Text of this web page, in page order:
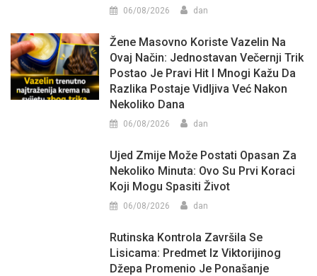
06/08/2026 dan
Žene Masovno Koriste Vazelin Na
Ovaj Način: Jednostavan Večernji Trik
Postao Je Pravi Hit I Mnogi Kažu Da
Razlika Postaje Vidljiva Već Nakon
Nekoliko Dana
06/08/2026 dan
Ujed Zmije Može Postati Opasan Za
Nekoliko Minuta: Ovo Su Prvi Koraci
Koji Mogu Spasiti Život
06/08/2026 dan
Rutinska Kontrola Završila Se
Lisicama: Predmet Iz Viktorijinog
Džepa Promenio Je Ponašanje